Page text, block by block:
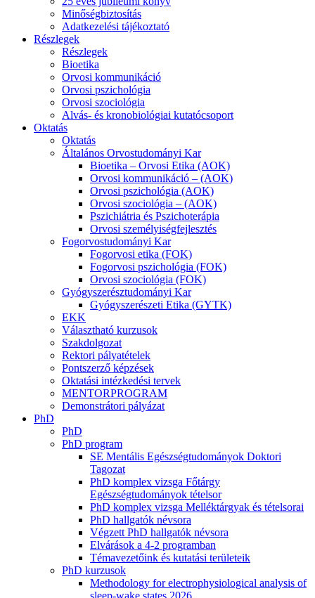
Minőségbiztosítás
Adatkezelési tájékoztató
Részlegek
Részlegek
Bioetika
Orvosi kommunikáció
Orvosi pszichológia
Orvosi szociológia
Alvás- és kronobiológiai kutatócsoport
Oktatás
Oktatás
Általános Orvostudományi Kar
Bioetika – Orvosi Etika (AOK)
Orvosi kommunikáció – (AOK)
Orvosi pszichológia (AOK)
Orvosi szociológia – (AOK)
Pszichiátria és Pszichoterápia
Orvosi személyiségfejlesztés
Fogorvostudományi Kar
Fogorvosi etika (FOK)
Fogorvosi pszichológia (FOK)
Orvosi szociológia (FOK)
Gyógyszerésztudományi Kar
Gyógyszerészeti Etika (GYTK)
EKK
Választható kurzusok
Szakdolgozat
Rektori pályatételek
Pontszerző képzések
Oktatási intézkedési tervek
MENTORPROGRAM
Demonstrátori pályázat
PhD
PhD
PhD program
SE Mentális Egészségtudományok Doktori
Tagozat
PhD komplex vizsga Főtárgy
Egészségtudományok tételsor
PhD komplex vizsga Melléktárgyak és tételsorai
PhD hallgatók névsora
Végzett PhD hallgatók névsora
Elvárások a 4-2 programban
Témavezetőink és kutatási területeik
PhD kurzusok
Methodology for electrophysiological analysis of